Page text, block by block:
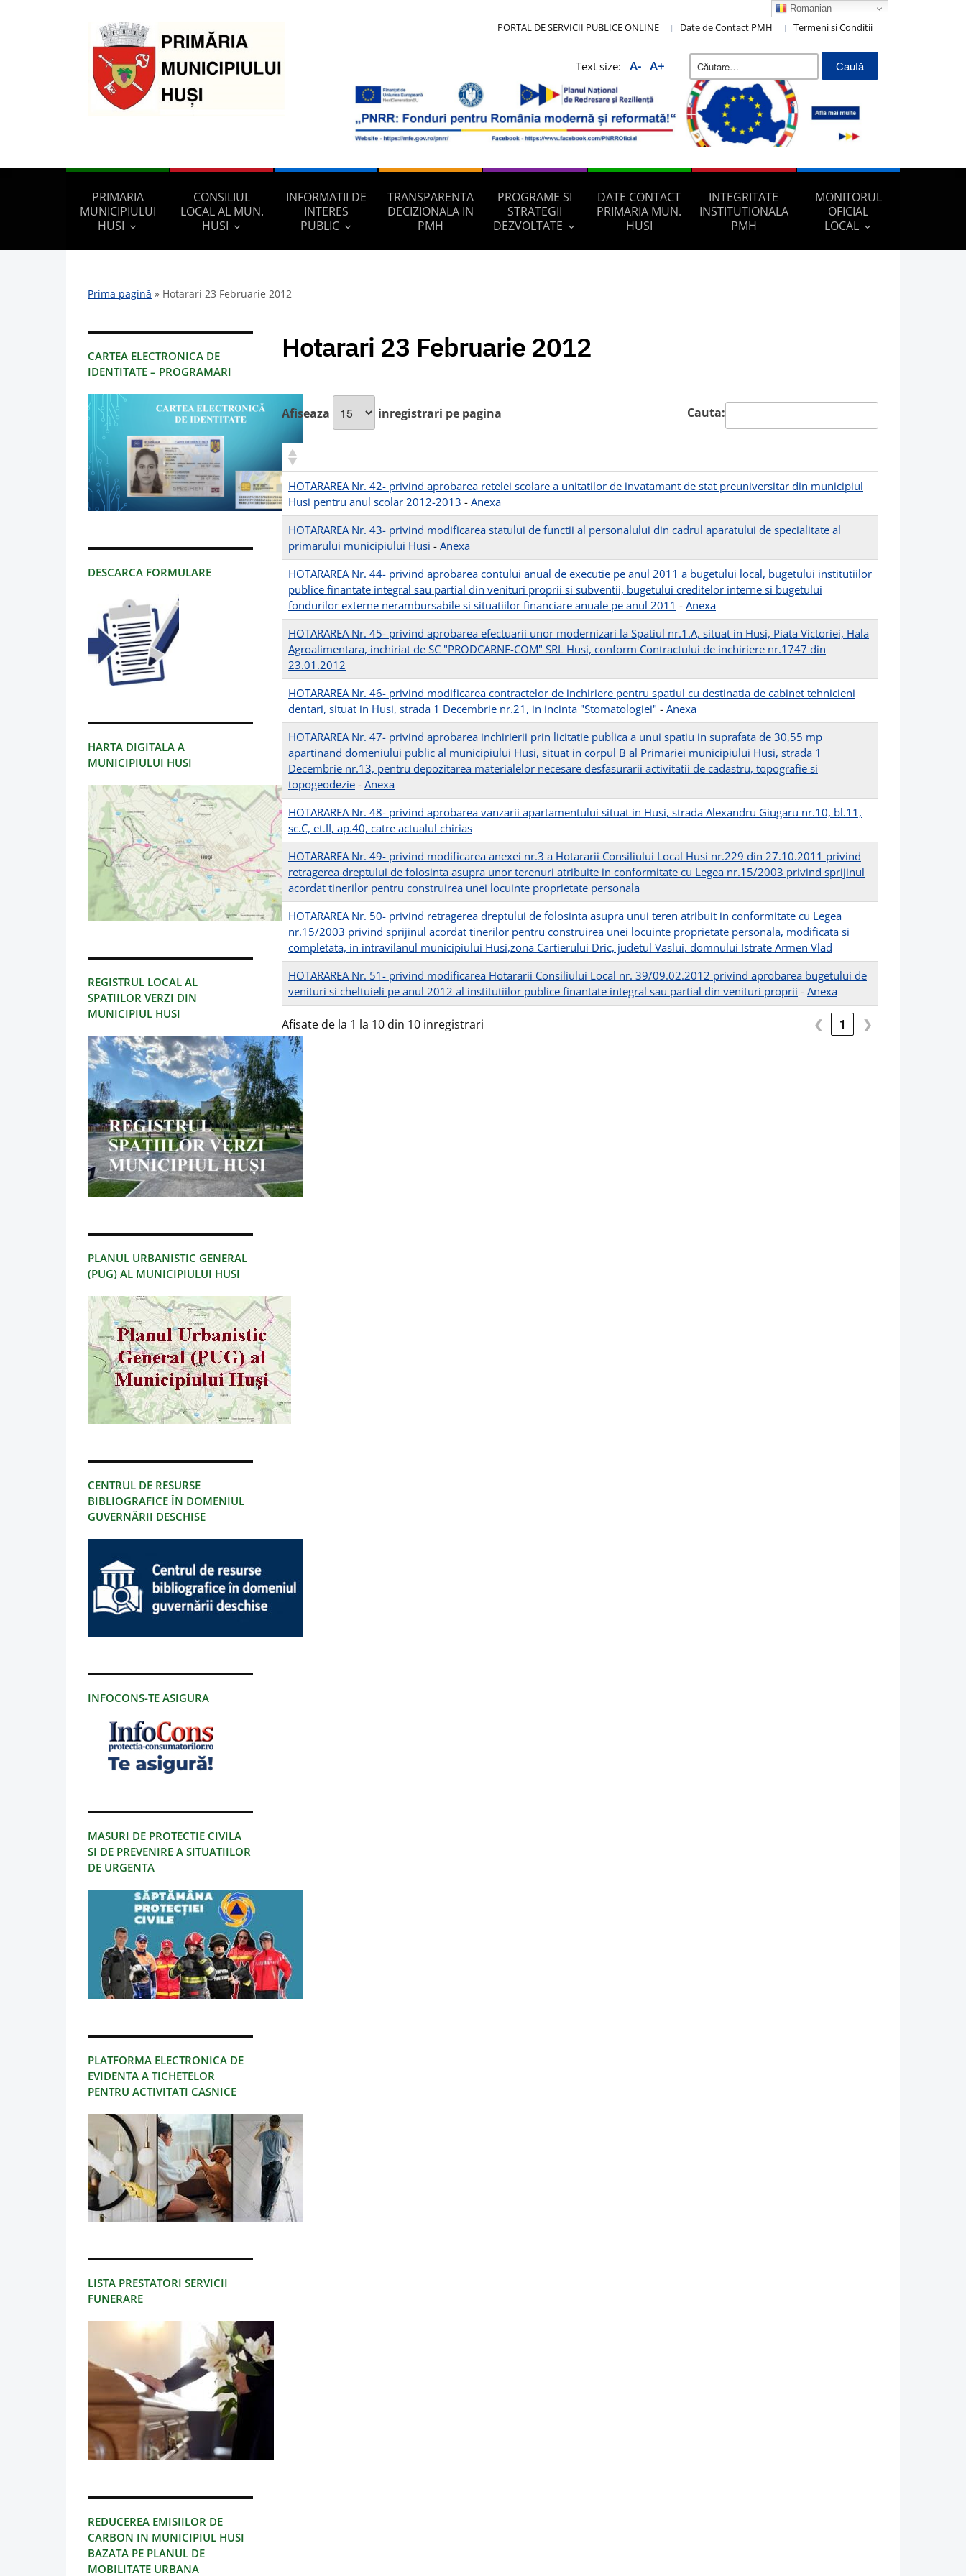
PORTAL DE SERVICII PUBLICE ONLINE Date de Contact PMH Termeni si Conditii
Text size: A- A+
Caută
după:
PRIMARIA
MUNICIPIULUI
HUSI
CONSILIUL
LOCAL AL MUN.
HUSI
INFORMATII DE
INTERES
PUBLIC
TRANSPARENTA
DECIZIONALA IN
PMH
PROGRAME SI
STRATEGII
DEZVOLTATE
DATE CONTACT
PRIMARIA MUN.
HUSI
INTEGRITATE
INSTITUTIONALA
PMH
MONITORUL
OFICIAL
LOCAL
Prima pagină » Hotarari 23 Februarie 2012
CARTEA ELECTRONICA DE
IDENTITATE – PROGRAMARI
DESCARCA FORMULARE
HARTA DIGITALA A
MUNICIPIULUI HUSI
REGISTRUL LOCAL AL
SPATIILOR VERZI DIN
MUNICIPIUL HUSI
PLANUL URBANISTIC GENERAL
(PUG) AL MUNICIPIULUI HUSI
CENTRUL DE RESURSE
BIBLIOGRAFICE ÎN DOMENIUL
GUVERNĂRII DESCHISE
INFOCONS-TE ASIGURA
MASURI DE PROTECTIE CIVILA
SI DE PREVENIRE A SITUATIILOR
DE URGENTA
PLATFORMA ELECTRONICA DE
EVIDENTA A TICHETELOR
PENTRU ACTIVITATI CASNICE
LISTA PRESTATORI SERVICII
FUNERARE
REDUCEREA EMISIILOR DE
CARBON IN MUNICIPIUL HUSI
BAZATA PE PLANUL DE
MOBILITATE URBANA
Hotarari 23 Februarie 2012
Afiseaza inregistrari pe pagina Cauta:
HOTARAREA Nr. 42- privind aprobarea retelei scolare a unitatilor de invatamant de stat preuniversitar din municipiul
Husi pentru anul scolar 2012-2013 - Anexa
HOTARAREA Nr. 43- privind modificarea statului de functii al personalului din cadrul aparatului de specialitate al
primarului municipiului Husi - Anexa
HOTARAREA Nr. 44- privind aprobarea contului anual de executie pe anul 2011 a bugetului local, bugetului institutiilor
publice finantate integral sau partial din venituri proprii si subventii, bugetului creditelor interne si bugetului
fondurilor externe nerambursabile si situatiilor financiare anuale pe anul 2011 - Anexa
HOTARAREA Nr. 45- privind aprobarea efectuarii unor modernizari la Spatiul nr.1.A, situat in Husi, Piata Victoriei, Hala
Agroalimentara, inchiriat de SC "PRODCARNE-COM" SRL Husi, conform Contractului de inchiriere nr.1747 din
23.01.2012
HOTARAREA Nr. 46- privind modificarea contractelor de inchiriere pentru spatiul cu destinatia de cabinet tehnicieni
dentari, situat in Husi, strada 1 Decembrie nr.21, in incinta "Stomatologiei" - Anexa
HOTARAREA Nr. 47- privind aprobarea inchirierii prin licitatie publica a unui spatiu in suprafata de 30,55 mp
apartinand domeniului public al municipiului Husi, situat in corpul B al Primariei municipiului Husi, strada 1
Decembrie nr.13, pentru depozitarea materialelor necesare desfasurarii activitatii de cadastru, topografie si
topogeodezie - Anexa
HOTARAREA Nr. 48- privind aprobarea vanzarii apartamentului situat in Husi, strada Alexandru Giugaru nr.10, bl.11,
sc.C, et.II, ap.40, catre actualul chirias
HOTARAREA Nr. 49- privind modificarea anexei nr.3 a Hotararii Consiliului Local Husi nr.229 din 27.10.2011 privind
retragerea dreptului de folosinta asupra unor terenuri atribuite in conformitate cu Legea nr.15/2003 privind sprijinul
acordat tinerilor pentru construirea unei locuinte proprietate personala
HOTARAREA Nr. 50- privind retragerea dreptului de folosinta asupra unui teren atribuit in conformitate cu Legea
nr.15/2003 privind sprijinul acordat tinerilor pentru construirea unei locuinte proprietate personala, modificata si
completata, in intravilanul municipiului Husi,zona Cartierului Dric, judetul Vaslui, domnului Istrate Armen Vlad
HOTARAREA Nr. 51- privind modificarea Hotararii Consiliului Local nr. 39/09.02.2012 privind aprobarea bugetului de
venituri si cheltuieli pe anul 2012 al institutiilor publice finantate integral sau partial din venituri proprii - Anexa
Afisate de la 1 la 10 din 10 inregistrari ❮ 1 ❯
Romanian